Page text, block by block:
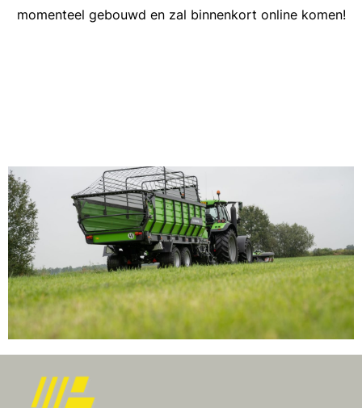
momenteel gebouwd en zal binnenkort online komen!